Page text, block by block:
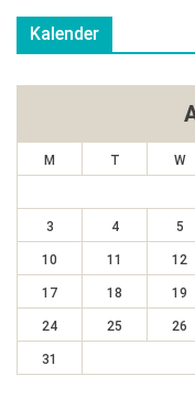
Kalender
M T W
3 4 5
10 11 12
17 18 19
24 25 26
31